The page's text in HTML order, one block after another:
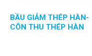
BẦU GIẢM THÉP HÀN-
CÔN THU THÉP HÀN